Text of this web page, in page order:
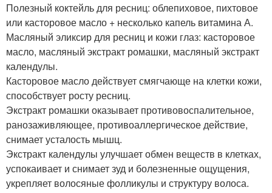
Полезный коктейль для ресниц: облепиховое, пихтовое
или касторовое масло + несколько капель витамина А.
Масляный эликсир для ресниц и кожи глаз: касторовое
масло, масляный экстракт ромашки, масляный экстракт
календулы.
Касторовое масло действует смягчающе на клетки кожи,
способствует росту ресниц.
Экстракт ромашки оказывает противовоспалительное,
ранозаживляющее, противоаллергическое действие,
снимает усталость мышц.
Экстракт календулы улучшает обмен веществ в клетках,
успокаивает и снимает зуд и болезненные ощущения,
укрепляет волосяные фолликулы и структуру волоса.